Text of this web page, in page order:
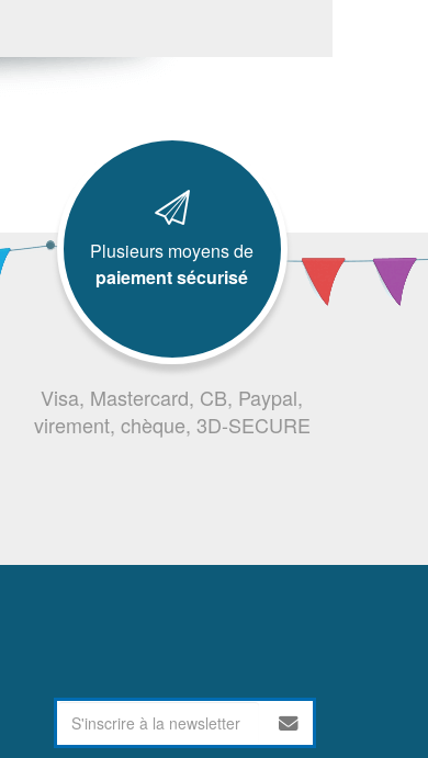
Plusieurs moyens de
paiement sécurisé
Visa, Mastercard, CB, Paypal,
virement, chèque, 3D-SECURE